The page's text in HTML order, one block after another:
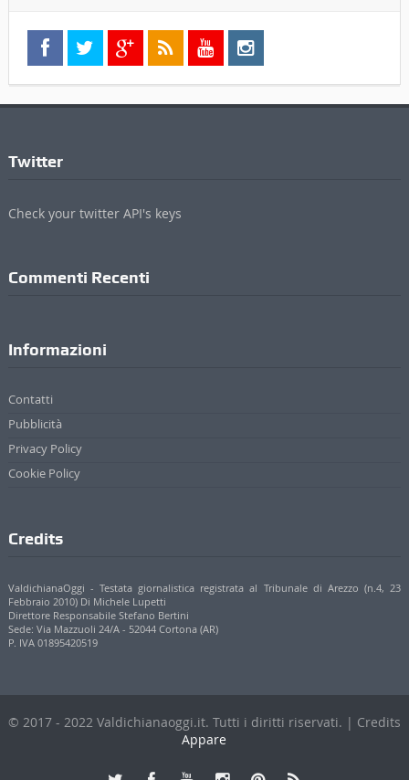
Twitter
Check your twitter API's keys
Commenti Recenti
Informazioni
Contatti
Pubblicità
Privacy Policy
Cookie Policy
Credits
ValdichianaOggi - Testata giornalistica registrata al Tribunale di Arezzo (n.4, 23
Febbraio 2010) Di Michele Lupetti
Direttore Responsabile Stefano Bertini
Sede: Via Mazzuoli 24/A - 52044 Cortona (AR)
P. IVA 01895420519
© 2017 - 2022 Valdichianaoggi.it. Tutti i diritti riservati. | Credits
Appare